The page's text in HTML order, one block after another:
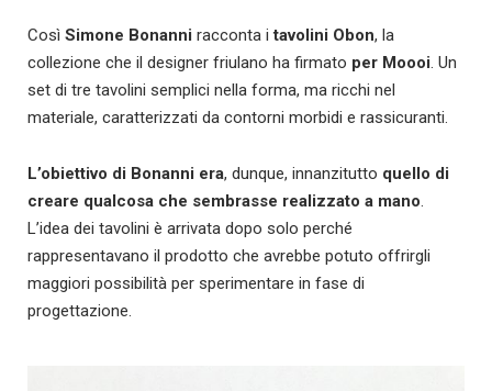
Così Simone Bonanni racconta itavolini Obon, la
collezione che il designer friulano ha firmato per Moooi . Un
set di tre tavolini semplici nella forma, ma ricchi nel
materiale, caratterizzati da contorni morbidi e rassicuranti.
L’obiettivo di Bonanni era, dunque, innanzitutto quello di
creare qualcosa che sembrasse realizzato a mano
L’idea dei tavolini è arrivata dopo solo perché
rappresentavano il prodotto che avrebbe potuto offrirgli
maggiori possibilità per sperimentare in fase di
progettazione.